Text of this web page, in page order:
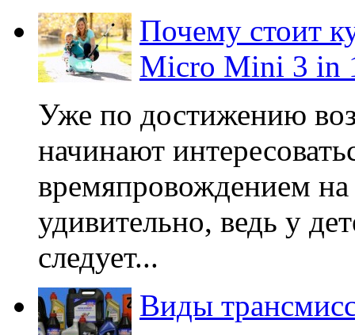
Почему стоит
Micro Mini 3 in
Уже по достижению
начинают
времяпровождением на
удивительно, ведь у
следует...
Виды